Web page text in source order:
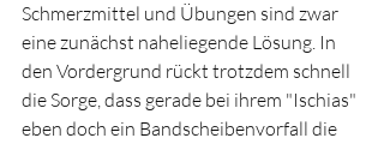
Schmerzmittel und Übungen sind zwar
eine zunächst naheliegende Lösung. In
den Vordergrund rückt trotzdem schnell
die Sorge, dass gerade bei ihrem "Ischias"
eben doch ein Bandscheibenvorfall die